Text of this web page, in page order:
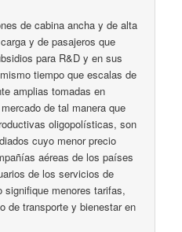
de cabina ancha y de alta
y de pasajeros que
para R&D y en sus
tiempo que escalas de
amplias tomadas en
de tal manera que
oligopolísticas, son
cuyo menor precio
aéreas de los países
de los servicios de
menores tarifas,
de transporte y bienestar en